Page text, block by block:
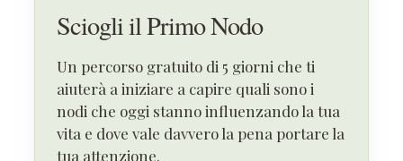
Sciogli il Primo Nodo
Un percorso gratuito di 5 giorni che ti
aiuterà a iniziare a capire quali sono i
nodi che oggi stanno influenzando la tua
vita e dove vale davvero la pena portare la
tua attenzione.